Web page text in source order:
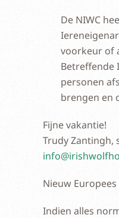
De NIWC
voorkeur of
Betreffende
personen
brengen en
Fijne vakantie!
Trudy Zantingh,
Nieuw
Indien alles